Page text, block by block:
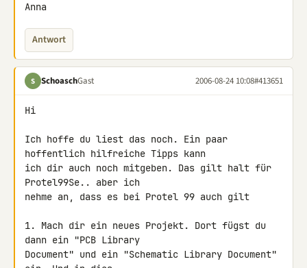
Anna
Antwort
S SchoaschGast 2006-08-24 10:08#413651
Hi
Ich hoffe du liest das noch. Ein paar
hoffentlich hilfreiche Tipps kann
ich dir auch noch mitgeben. Das gilt halt für
Protel99Se.. aber ich
nehme an, dass es bei Protel 99 auch gilt
1. Mach dir ein neues Projekt. Dort fügst du
dann ein "PCB Library
Document" und ein "Schematic Library Document"